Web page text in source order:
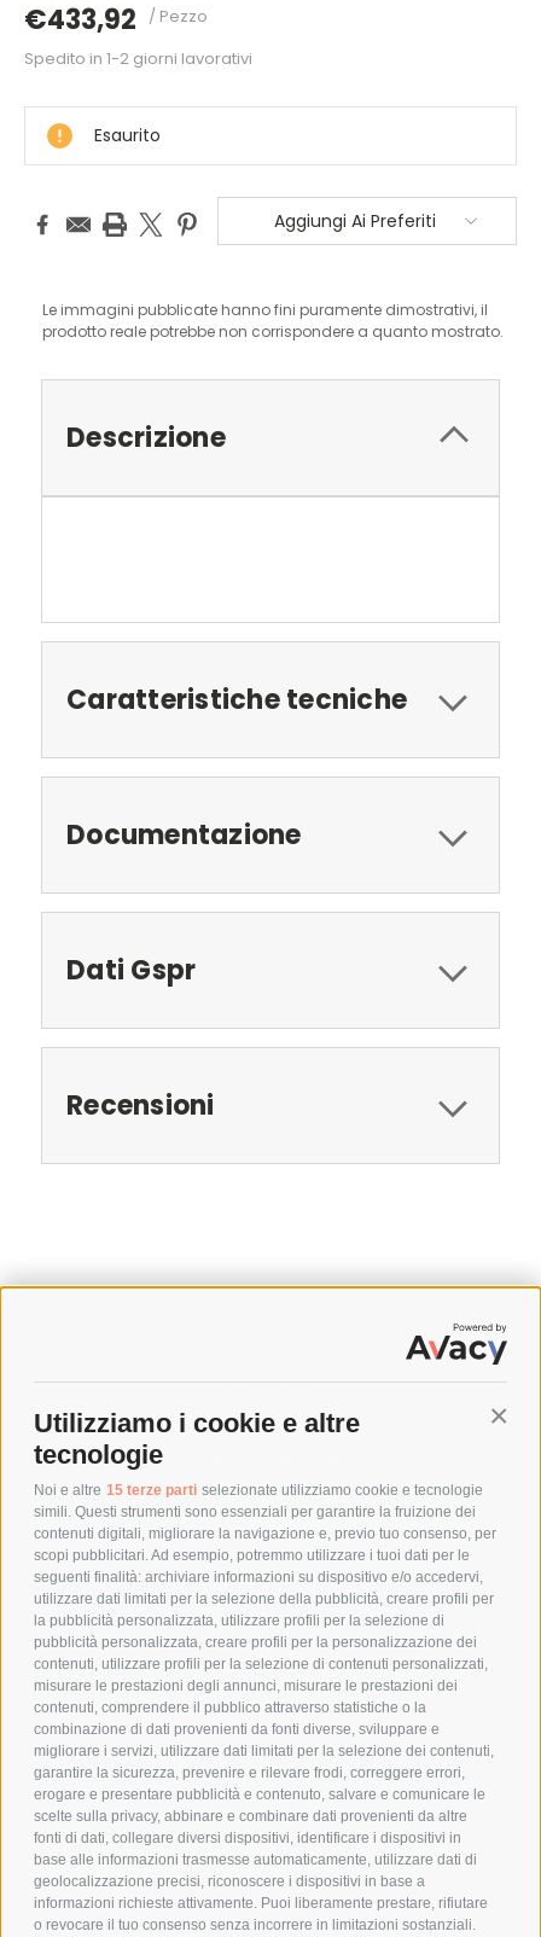
Utilizziamo i cookie e altre
tecnologie
Noi e altre 15 terze parti selezionate utilizziamo cookie e tecnologie
simili. Questi strumenti sono essenziali per garantire la fruizione dei
contenuti digitali, migliorare la navigazione e, previo tuo consenso, per
scopi pubblicitari. Ad esempio, potremmo utilizzare i tuoi dati per le
seguenti finalità: archiviare informazioni su dispositivo e/o accedervi,
utilizzare dati limitati per la selezione della pubblicità, creare profili per
la pubblicità personalizzata, utilizzare profili per la selezione di
pubblicità personalizzata, creare profili per la personalizzazione dei
contenuti, utilizzare profili per la selezione di contenuti personalizzati,
misurare le prestazioni degli annunci, misurare le prestazioni dei
contenuti, comprendere il pubblico attraverso statistiche o la
combinazione di dati provenienti da fonti diverse, sviluppare e
migliorare i servizi, utilizzare dati limitati per la selezione dei contenuti,
garantire la sicurezza, prevenire e rilevare frodi, correggere errori,
erogare e presentare pubblicità e contenuto, salvare e comunicare le
scelte sulla privacy, abbinare e combinare dati provenienti da altre
fonti di dati, collegare diversi dispositivi, identificare i dispositivi in
base alle informazioni trasmesse automaticamente, utilizzare dati di
geolocalizzazione precisi, riconoscere i dispositivi in base a
informazioni richieste attivamente. Puoi liberamente prestare, rifiutare
o revocare il tuo consenso senza incorrere in limitazioni sostanziali.
€433,92 / Pezzo
DISPONIBILE
Spedito in 1-2 giorni lavorativi
Esaurito
Aggiungi Ai Preferiti
Le immagini pubblicate hanno fini puramente dimostrativi, il
prodotto reale potrebbe non corrispondere a quanto mostrato.
Descrizione
Caratteristiche tecniche
Documentazione
Dati Gspr
Recensioni
SPEDIZIONI
COSTI DI SPEDIZIONE
POLITICA DI RESO
POLICY
PRIVACY POLICY
COOKIE POLICY
PAGAMENTI SICURI
AZIENDA
CHI SIAMO
MARCHI TRATTATI
CONDOMINI